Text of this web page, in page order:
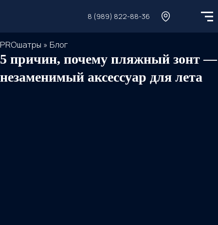
8 (989) 822-88-36
PROшатры » Блог
5 причин, почему пляжный зонт —
незаменимый аксессуар для лета